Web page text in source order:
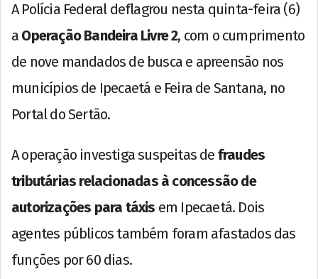
A Polícia Federal deflagrou nesta quinta-feira (6)
a Operação Bandeira Livre 2, com o cumprimento
de nove mandados de busca e apreensão nos
municípios de Ipecaetá e Feira de Santana, no
Portal do Sertão.
A operação investiga suspeitas de fraudes
tributárias relacionadas à concessão de
autorizações para táxis em Ipecaetá. Dois
agentes públicos também foram afastados das
funções por 60 dias.